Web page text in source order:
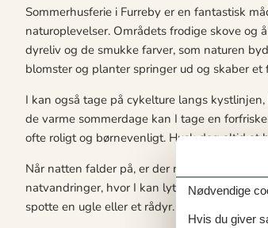
Sommerhusferie i Furreby er en fantastisk
naturoplevelser. Områdets frodige skove og
dyreliv og de smukke farver, som naturen
blomster og planter springer ud og skaber
I kan også tage på cykelture langs
de varme sommerdage kan I tage en
ofte roligt og børnevenligt. Husk dog altid at
Når natten falder på, er der masser af
natvandringer, hvor I kan lytte til dyrenes
spotte en ugle eller et rådyr. Dette er virkelig
Nødvendige
Hvis du giver